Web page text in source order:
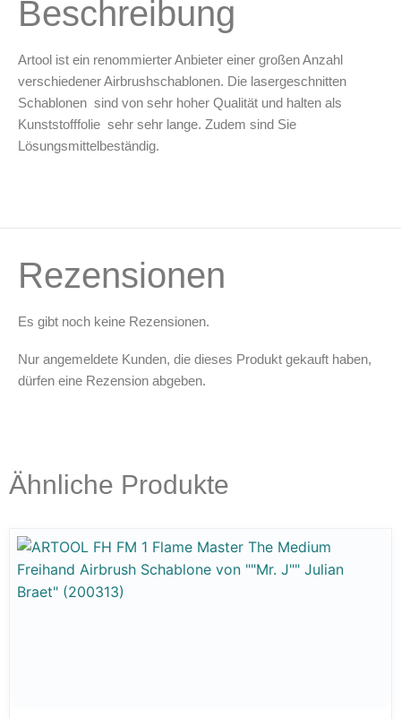
Set
von
Fraser
(200502)
Menge
Beschreibung
Artool ist ein renommierter Anbieter einer großen Anzahl
verschiedener Airbrushschablonen. Die lasergeschnitten
Schablonen sind von sehr hoher Qualität und halten als
Kunststofffolie sehr sehr lange. Zudem sind Sie
Lösungsmittelbeständig.
Rezensionen
Es gibt noch keine Rezensionen.
Nur angemeldete Kunden, die dieses Produkt gekauft haben,
dürfen eine Rezension abgeben.
Ähnliche Produkte